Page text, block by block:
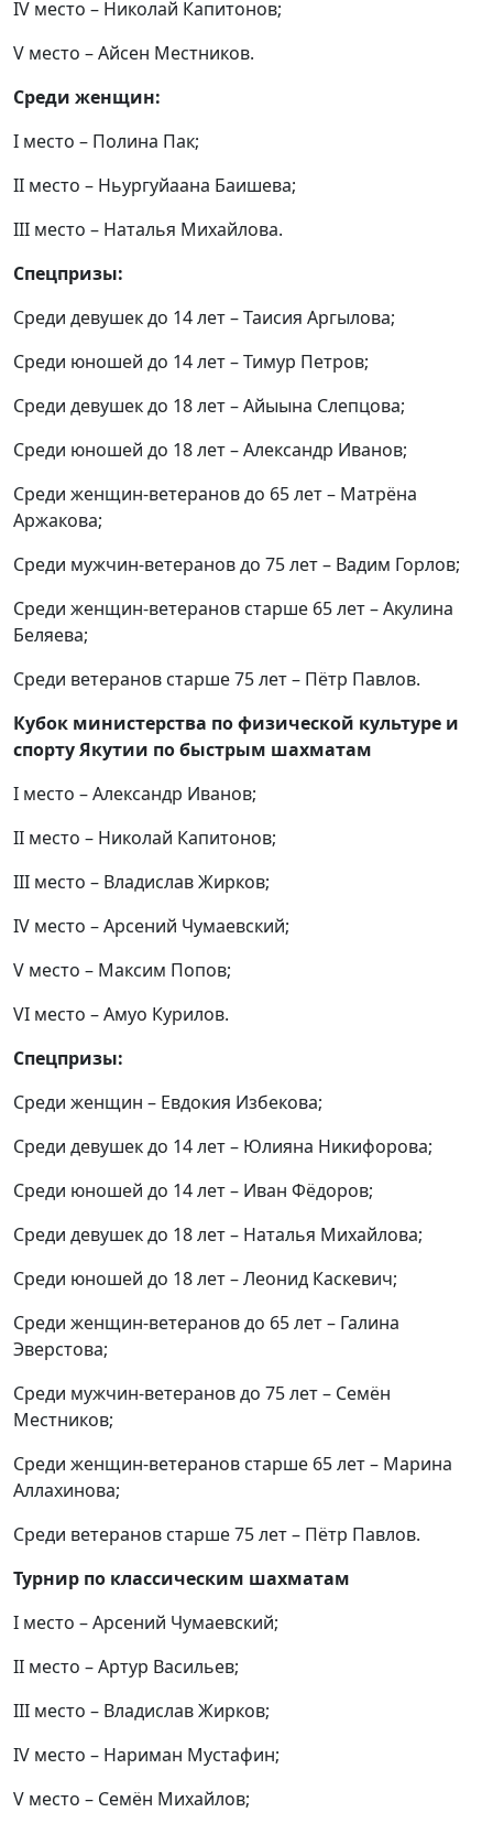
IV место – Николай Капитонов;
V место – Айсен Местников.
Среди женщин:
I место – Полина Пак;
II место – Ньургуйаана Баишева;
III место – Наталья Михайлова.
Спецпризы:
Среди девушек до 14 лет – Таисия Аргылова;
Среди юношей до 14 лет – Тимур Петров;
Среди девушек до 18 лет – Айыына Слепцова;
Среди юношей до 18 лет – Александр Иванов;
Среди женщин-ветеранов до 65 лет – Матрёна
Аржакова;
Среди мужчин-ветеранов до 75 лет – Вадим Горлов;
Среди женщин-ветеранов старше 65 лет – Акулина
Беляева;
Среди ветеранов старше 75 лет – Пётр Павлов.
Кубок министерства по физической культуре и
спорту Якутии по быстрым шахматам
I место – Александр Иванов;
II место – Николай Капитонов;
III место – Владислав Жирков;
IV место – Арсений Чумаевский;
V место – Максим Попов;
VI место – Амуо Курилов.
Спецпризы:
Среди женщин – Евдокия Избекова;
Среди девушек до 14 лет – Юлияна Никифорова;
Среди юношей до 14 лет – Иван Фёдоров;
Среди девушек до 18 лет – Наталья Михайлова;
Среди юношей до 18 лет – Леонид Каскевич;
Среди женщин-ветеранов до 65 лет – Галина
Эверстова;
Среди мужчин-ветеранов до 75 лет – Семён
Местников;
Среди женщин-ветеранов старше 65 лет – Марина
Аллахинова;
Среди ветеранов старше 75 лет – Пётр Павлов.
Турнир по классическим шахматам
I место – Арсений Чумаевский;
II место – Артур Васильев;
III место – Владислав Жирков;
IV место – Нариман Мустафин;
V место – Семён Михайлов;